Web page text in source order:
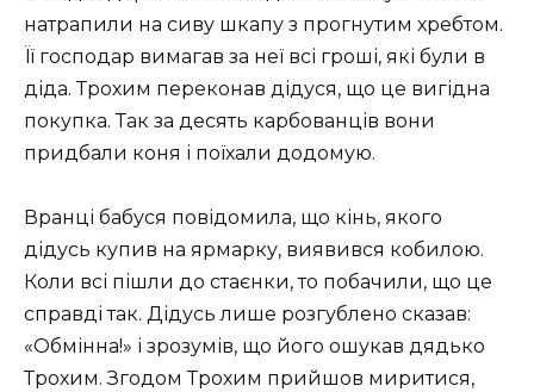
натрапили на сиву шкапу з прогнутим хребтом.
Її господар вимагав за неї всі гроші, які були в
діда. Трохим переконав дідуся, що це вигідна
покупка. Так за десять карбованців вони
придбали коня і поїхали додомую.
Вранці бабуся повідомила, що кінь, якого
дідусь купив на ярмарку, виявився кобилою.
Коли всі пішли до стаєнки, то побачили, що це
справді так. Дідусь лише розгублено сказав:
«Обмінна!» і зрозумів, що його ошукав дядько
Трохим. Згодом Трохим прийшов миритися,